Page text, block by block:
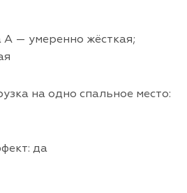
A — умеренно жёсткая;
на одно спальное место:
да